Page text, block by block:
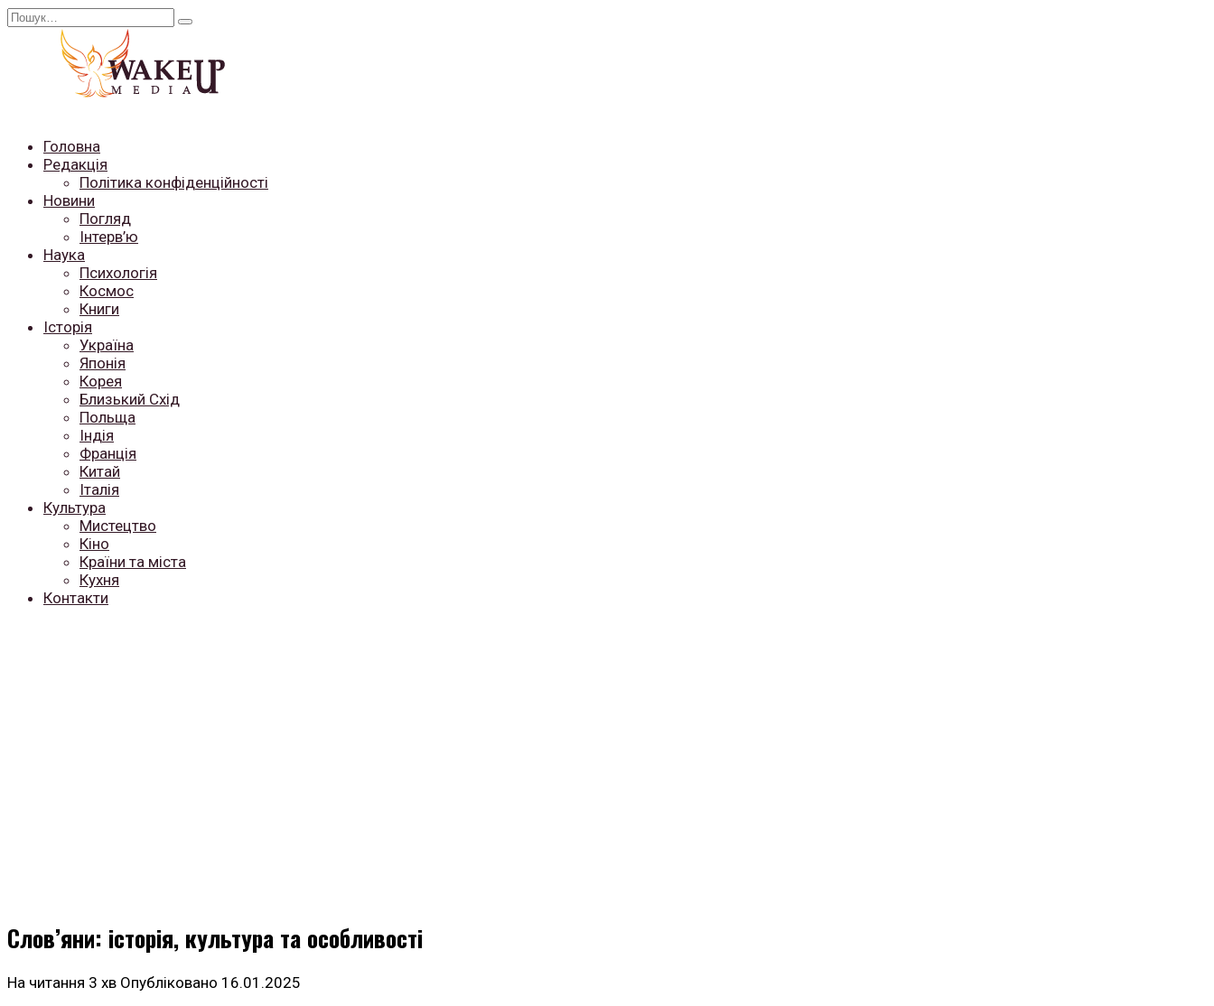
Перейти
Search
Головна
Редакція
Політика конфіденційності
Новини
Погляд
Інтерв’ю
Наука
Психологія
Космос
Книги
Історія
Україна
Японія
Корея
Близький Схід
Польща
Індія
Франція
Китай
Італія
Культура
Мистецтво
Кіно
Країни та міста
Кухня
Контакти
Слов’яни: історія, культура та особливості
На читання 3 хв Опубліковано 16.01.2025